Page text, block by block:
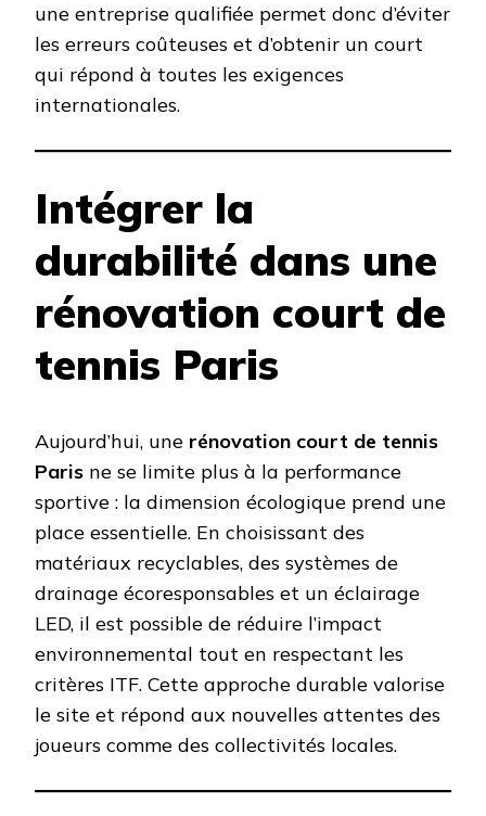
une entreprise qualifiée permet donc d’éviter
les erreurs coûteuses et d’obtenir un court
qui répond à toutes les exigences
internationales.
Intégrer la
durabilité dans une
rénovation court de
tennis Paris
Aujourd’hui, une rénovation court de tennis
Paris ne se limite plus à la performance
sportive : la dimension écologique prend une
place essentielle. En choisissant des
matériaux recyclables, des systèmes de
drainage écoresponsables et un éclairage
LED, il est possible de réduire l’impact
environnemental tout en respectant les
critères ITF. Cette approche durable valorise
le site et répond aux nouvelles attentes des
joueurs comme des collectivités locales.